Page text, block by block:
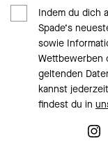
Indem du dich
Spade‘s
sowie
Wettbewerben
geltenden
kannst
findest du in